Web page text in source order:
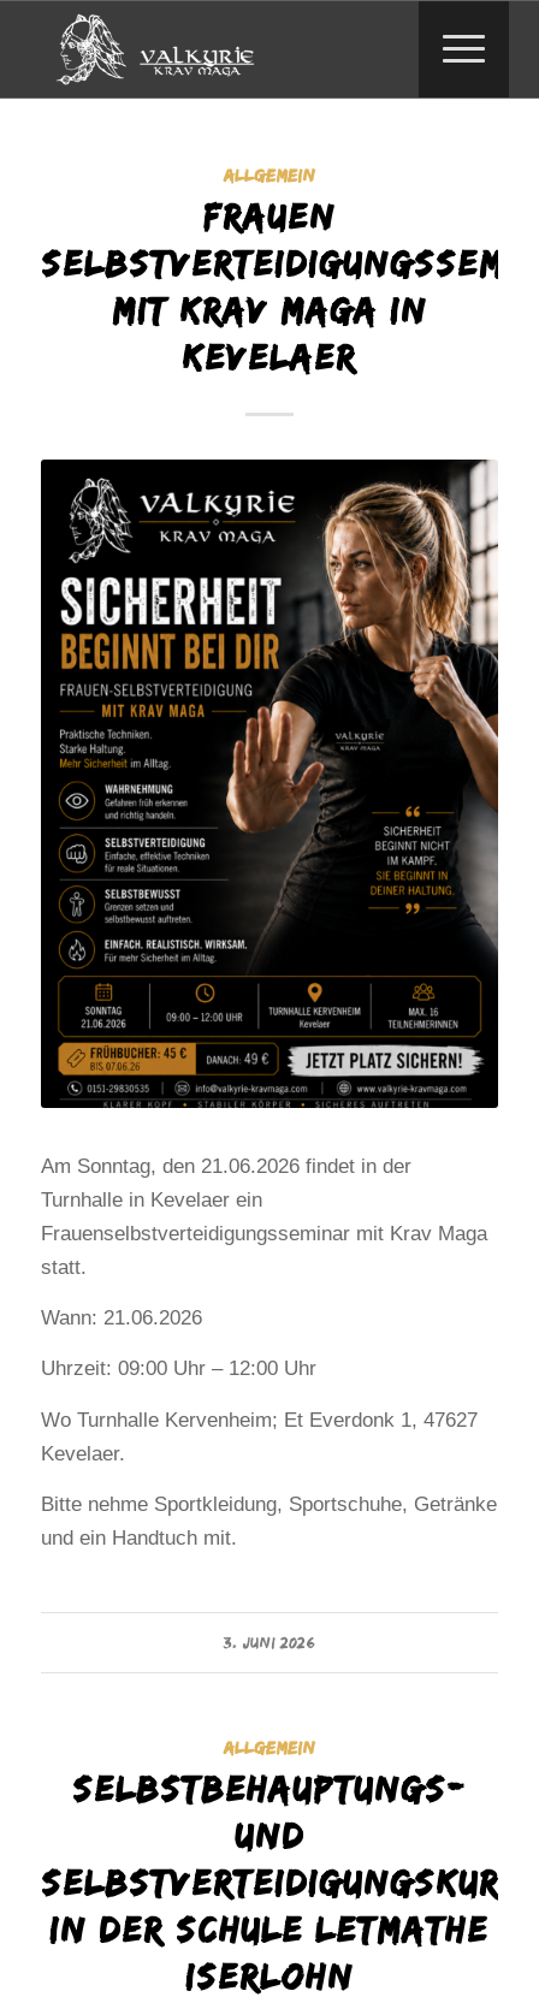
ALLGEMEIN
Frauen
mit Krav Maga in
Kevelaer
Am Sonntag, den 21.06.2026 findet in der
Turnhalle in Kevelaer ein
Frauenselbstverteidigungsseminar mit Krav Maga
statt.
Wann: 21.06.2026
Uhrzeit: 09:00 Uhr – 12:00 Uhr
Wo Turnhalle Kervenheim; Et Everdonk 1, 47627
Kevelaer.
Bitte nehme Sportkleidung, Sportschuhe, Getränke
und ein Handtuch mit.
3. JUNI 2026
ALLGEMEIN
Selbstbehauptungs-
und
Selbstverteidigungskurs
in der Schule Letmathe
Iserlohn